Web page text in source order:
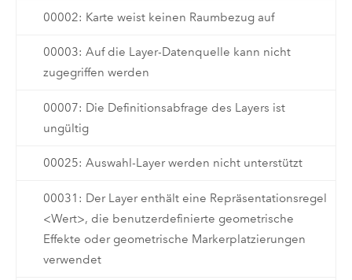
00002: Karte weist keinen Raumbezug auf
00003: Auf die Layer-Datenquelle kann nicht
zugegriffen werden
00007: Die Definitionsabfrage des Layers ist
ungültig
00025: Auswahl-Layer werden nicht unterstützt
00031: Der Layer enthält eine Repräsentationsregel
<Wert>, die benutzerdefinierte geometrische
Effekte oder geometrische Markerplatzierungen
verwendet